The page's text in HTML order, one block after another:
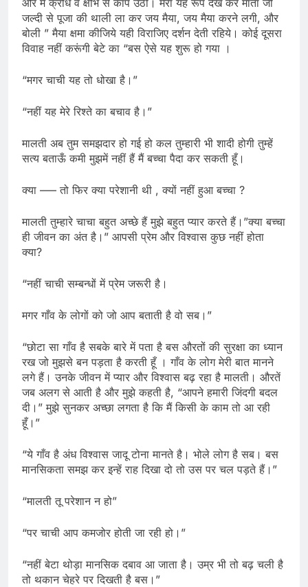
जल्दी से पूजा की थाली ला कर जय मैया, जय मैया करने लगी, और
बोली ” मैया क्षमा कीजिये यही विराजिए दर्शन देती रहिये। कोई दूसरा
विवाह नहीं करूंगी बेटे का “बस ऐसे यह शुरू हो गया ।
“मगर चाची यह तो धोखा है।”
“नहीं यह मेरे रिश्ते का बचाव है।”
मालती अब तुम समझदार हो गई हो कल तुम्हारी भी शादी होगी तुम्हें
सत्य बताऊँ कमी मुझमें नहीं हैं मैं बच्चा पैदा कर सकती हूँ।
क्या —– तो फिर क्या परेशानी थी , क्यों नहीं हुआ बच्चा ?
मालती तुम्हारे चाचा बहुत अच्छे हैं मुझे बहुत प्यार करते हैं।”क्या बच्चा
ही जीवन का अंत है।” आपसी प्रेम और विश्वास कुछ नहीं होता
क्या?
“नहीं चाची सम्बन्धों में प्रेम जरूरी है।
मगर गाँव के लोगों को जो आप बताती है वो सब।”
“छोटा सा गाँव है सबके बारे में पता है बस औरतों की सुरक्षा का ध्यान
रख जो मुझसे बन पड़ता है करती हूँ । गाँव के लोग मेरी बात मानने
लगे हैं। उनके जीवन में प्यार और विश्वास बढ़ रहा है मालती। औरतें
जब अलग से आती है और मुझे कहती है, “आपने हमारी जिंदगी बदल
दी।” मुझे सुनकर अच्छा लगता है कि मैं किसी के काम तो आ रही
हूँ।”
“ये गाँव है अंध विश्वास जादू टोना मानते है। भोले लोग है सब। बस
मानसिकता समझ कर इन्हें राह दिखा दो तो उस पर चल पड़ते हैं।”
“मालती तू परेशान न हो”
“पर चाची आप कमजोर होती जा रही हो।”
“नहीं बेटा थोड़ा मानसिक दबाव आ जाता है। उम्र भी तो बढ़ चली है
तो थकान चेहरे पर दिखती है बस।”